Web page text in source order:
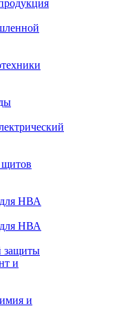
НВА
НВА
защиты
и
и